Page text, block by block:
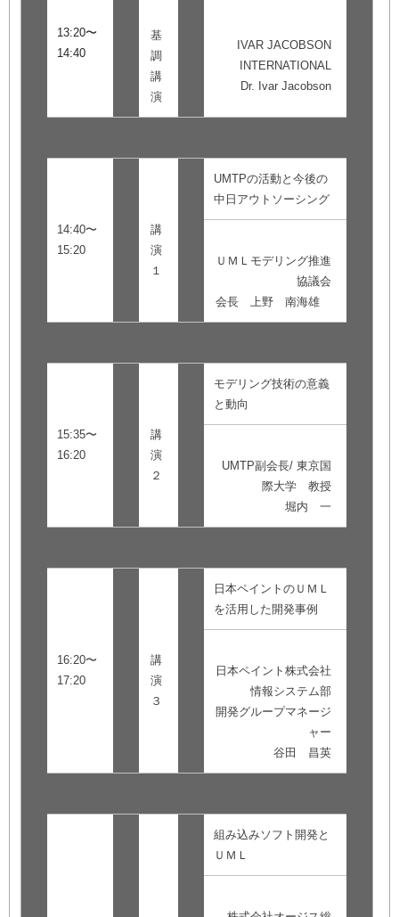
13:20〜
14:40
基
調
講
演
IVAR JACOBSON
INTERNATIONAL
Dr. Ivar Jacobson
14:40〜
15:20
講
演
１
UMTPの活動と今後の
中日アウトソーシング
ＵＭＬモデリング推進
協議会
会長 上野 南海雄
15:35〜
16:20
講
演
２
モデリング技術の意義
と動向
UMTP副会長/ 東京国
際大学 教授
堀内 一
16:20〜
17:20
講
演
３
日本ペイントのＵＭＬ
を活用した開発事例
日本ペイント株式会社
情報システム部
開発グループマネージ
ャー
谷田 昌英
組み込みソフト開発と
ＵＭＬ